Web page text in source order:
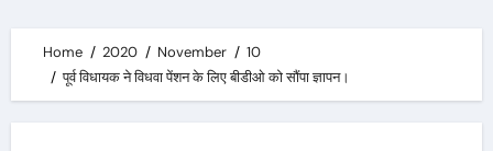
Home 2020 November
10
पूर्व विधायक ने विधवा पेंशन के लिए बीडीओ को सौंपा ज्ञापन।